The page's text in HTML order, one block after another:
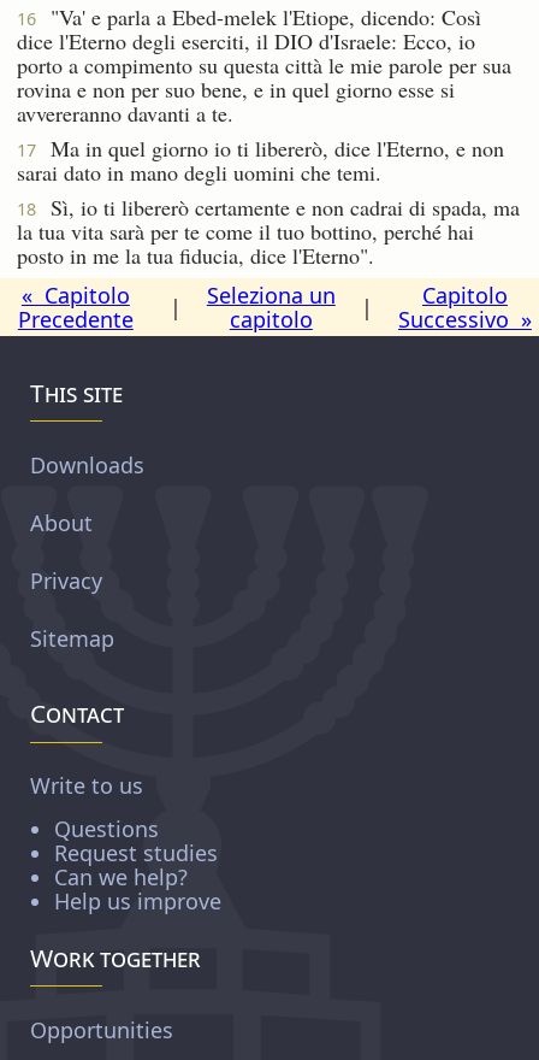
16
"Va' e parla a Ebed-melek l'Etiope, dicendo: Così
dice l'Eterno degli eserciti, il DIO d'Israele: Ecco, io
porto a compimento su questa città le mie parole per sua
rovina e non per suo bene, e in quel giorno esse si
avvereranno davanti a te.
17
Ma in quel giorno io ti libererò, dice l'Eterno, e non
sarai dato in mano degli uomini che temi.
18
Sì, io ti libererò certamente e non cadrai di spada, ma
la tua vita sarà per te come il tuo bottino, perché hai
posto in me la tua fiducia, dice l'Eterno".
« Capitolo
Precedente
|
Seleziona un
capitolo
|
Capitolo
Successivo »
This site
Downloads
About
Privacy
Sitemap
Contact
Write to us
Questions
Request studies
Can we help?
Help us improve
Work together
Opportunities